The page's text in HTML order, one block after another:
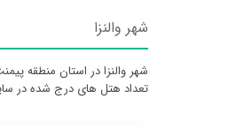
شهر والنزا
شهر والنزا در استان منطقه
تعداد هتل های درج شده در سایت